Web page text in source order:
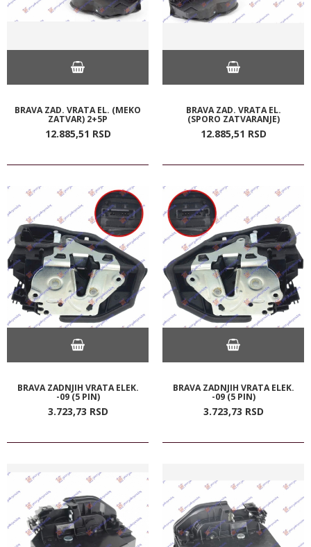
BRAVA ZAD. VRATA EL. (MEKO
ZATVAR) 2+5P
12.885,51 RSD
BRAVA ZAD. VRATA EL.
(SPORO ZATVARANJE)
12.885,51 RSD
BRAVA ZADNJIH VRATA ELEK.
-09 (5 PIN)
3.723,73 RSD
BRAVA ZADNJIH VRATA ELEK.
-09 (5 PIN)
3.723,73 RSD